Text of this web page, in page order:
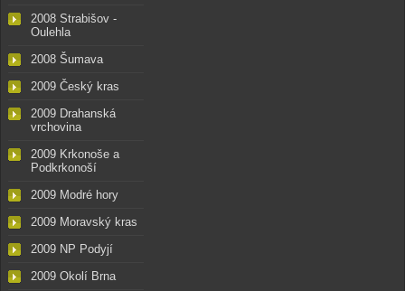
2008 Strabišov -
Oulehla
2008 Šumava
2009 Český kras
2009 Drahanská
vrchovina
2009 Krkonoše a
Podkrkonoší
2009 Modré hory
2009 Moravský kras
2009 NP Podyjí
2009 Okolí Brna